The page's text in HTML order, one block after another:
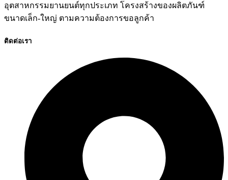
อุตสาหกรรมยานยนต์ทุกประเภท โครงสร้างของผลิตภันฑ์
ขนาดเล็ก-ใหญ่ ตามความต้องการขอลูกค้า
ติดต่อเรา